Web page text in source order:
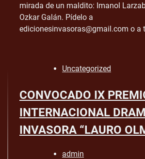
mirada de un maldito: Imanol
Ozkar Galán. Pídelo a
edicionesinvasoras@gmail.com o a
Uncategorized
CONVOCADO IX
INTERNACIONAL
INVASORA “LAURO
admin